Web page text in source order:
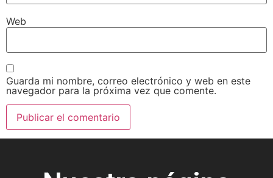
Web
Guarda mi nombre, correo electrónico y web en este
navegador para la próxima vez que comente.